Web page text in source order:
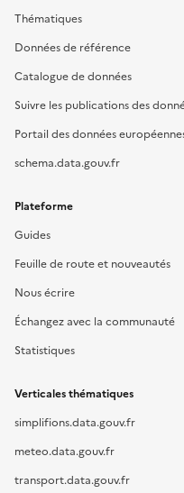
Thématiques
Données de référence
Catalogue de données
Suivre les publications des
Portail des données
schema.data.gouv.fr
Plateforme
Guides
Feuille de route et nouveautés
Nous écrire
Échangez avec la communauté
Statistiques
Verticales thématiques
simplifions.data.gouv.fr
meteo.data.gouv.fr
transport.data.gouv.fr